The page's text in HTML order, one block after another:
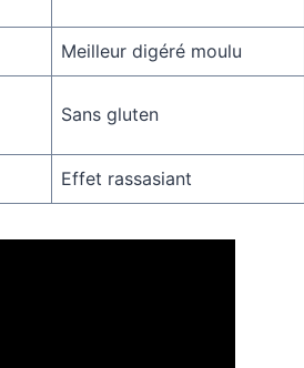
Meilleur digéré moulu
Sans gluten
Effet rassasiant